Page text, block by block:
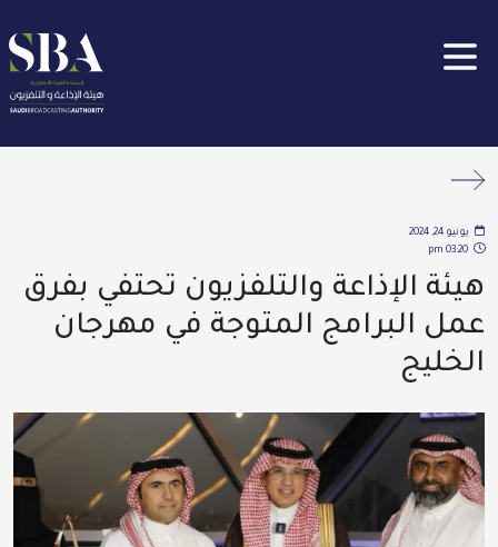
يونيو 24, 2024
03:20 pm
هيئة الإذاعة والتلفزيون تحتفي بفرق
عمل البرامج المتوجة في مهرجان
الخليج